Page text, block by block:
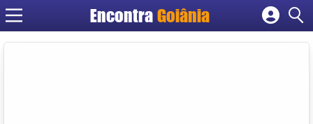
Encontra Goiânia
Cadastrar empresa